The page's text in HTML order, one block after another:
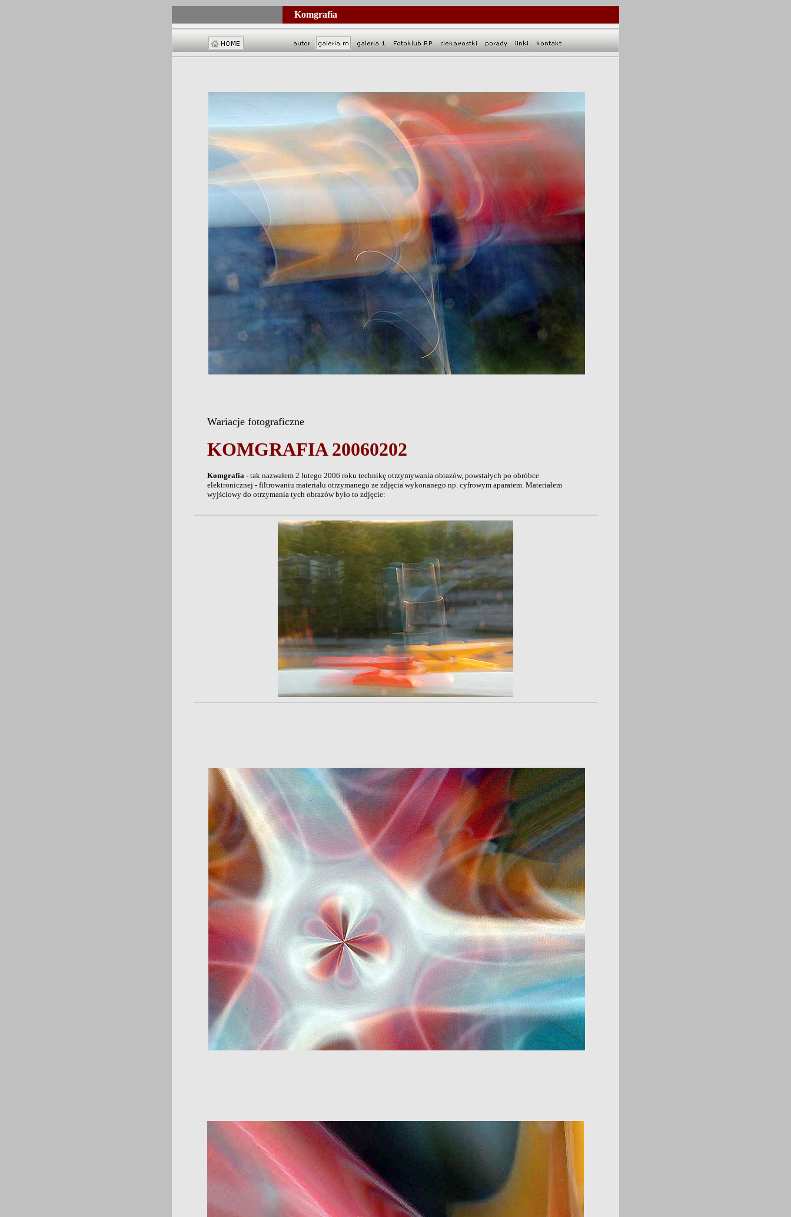
Komgrafia
Wariacje fotograficzne
KOMGRAFIA 20060202
Komgrafia - tak nazwałem 2 lutego 2006 roku technikę otrzymywania obrazów, powstałych po obróbce
elektronicznej - filtrowaniu materiału otrzymanego ze zdjęcia wykonanego np. cyfrowym aparatem. Materiałem
wyjściowy do otrzymania tych obrazów było to zdjęcie: